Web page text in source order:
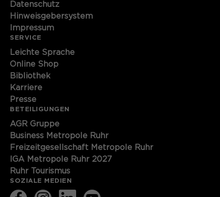
Datenschutz
Hinweisgebersystem
Impressum
SERVICE
Leichte Sprache
Online Shop
Bibliothek
Karriere
Presse
BETEILIGUNGEN
AGR Gruppe
Business Metropole Ruhr
Freizeitgesellschaft Metropole Ruhr
IGA Metropole Ruhr 2027
Ruhr Tourismus
SOZIALE MEDIEN